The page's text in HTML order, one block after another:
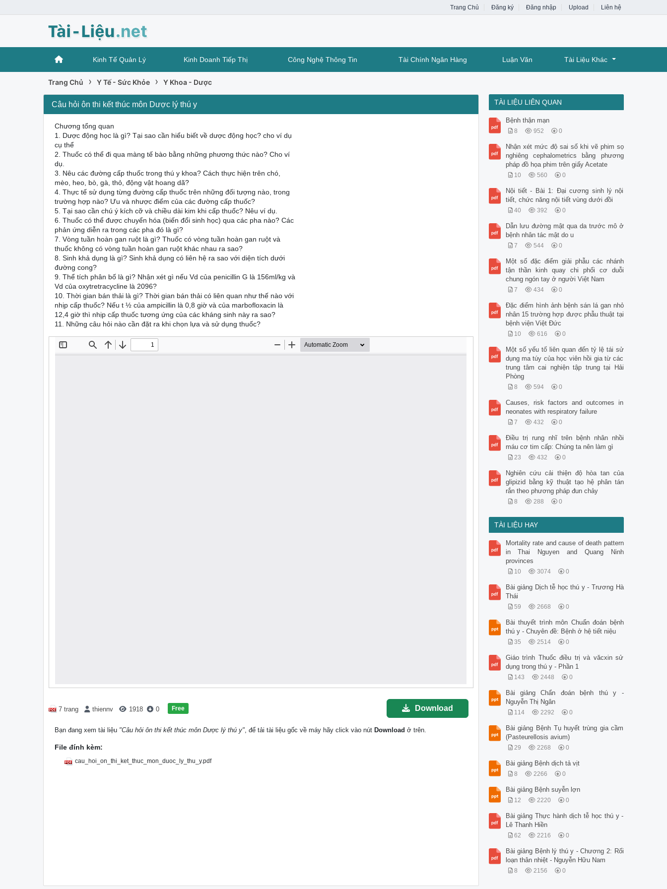
Trang Chủ Đăng ký Đăng nhập Upload Liên hệ
Kinh Tế Quản Lý Kinh Doanh Tiếp Thị Công Nghệ Thông Tin Tài Chính Ngân Hàng Luận Văn Tài Liệu Khác
Trang Chủ › Y Tế - Sức Khỏe › Y Khoa - Dược
Câu hỏi ôn thi kết thúc môn Dược lý thú y
Chương tổng quan
1. Dược động học là gì? Tại sao cần hiểu biết về dược động học? cho ví dụ
cụ thể
2. Thuốc có thể đi qua màng tế bào bằng những phương thức nào? Cho ví
dụ.
3. Nêu các đường cấp thuốc trong thú y khoa? Cách thực hiện trên chó,
mèo, heo, bò, gà, thỏ, động vật hoang dã?
4. Thực tế sử dụng từng đường cấp thuốc trên những đối tượng nào, trong
trường hợp nào? Ưu và nhược điểm của các đường cấp thuốc?
5. Tại sao cần chú ý kích cỡ và chiều dài kim khi cấp thuốc? Nêu ví dụ.
6. Thuốc có thể được chuyển hóa (biến đổi sinh học) qua các pha nào? Các
phản ứng diễn ra trong các pha đó là gì?
7. Vòng tuần hoàn gan ruột là gì? Thuốc có vòng tuần hoàn gan ruột và
thuốc không có vòng tuần hoàn gan ruột khác nhau ra sao?
8. Sinh khả dụng là gì? Sinh khả dụng có liên hệ ra sao với diện tích dưới
đường cong?
9. Thể tích phân bố là gì? Nhận xét gì nếu Vd của penicillin G là 156ml/kg và
Vd của oxytretracycline là 2096?
10. Thời gian bán thải là gì? Thời gian bán thải có liên quan như thế nào với
nhịp cấp thuốc? Nếu t ½ của ampicillin là 0,8 giờ và của marbofloxacin là
12,4 giờ thì nhịp cấp thuốc tương ứng của các kháng sinh này ra sao?
11. Những câu hỏi nào cần đặt ra khi chọn lựa và sử dụng thuốc?
7 trang thiennv 1918 0 Free Download
Bạn đang xem tài liệu "Câu hỏi ôn thi kết thúc môn Dược lý thú y", để tải tài liệu gốc về máy hãy click vào nút Download ở trên.
File đính kèm:
cau_hoi_on_thi_ket_thuc_mon_duoc_ly_thu_y.pdf
TÀI LIỆU LIÊN QUAN
Bệnh thận mạn
8 952 0
Nhận xét mức độ sai số khi vẽ phim sọ
nghiêng cephalometrics bằng phương
pháp đồ họa phim trên giấy Acetate
10 560 0
Nội tiết - Bài 1: Đại cương sinh lý nội
tiết, chức năng nội tiết vùng dưới đồi
40 392 0
Dẫn lưu đường mật qua da trước mô ở
bệnh nhân tác mật do u
7 544 0
Một số đặc điểm giải phẫu các nhánh
tận thần kinh quay chi phối cơ duỗi
chung ngón tay ở người Việt Nam
7 434 0
Đặc điểm hình ảnh bệnh sán lá gan nhỏ
nhân 15 trường hợp được phẫu thuật tại
bệnh viện Việt Đức
10 616 0
Một số yếu tố liên quan đến tỷ lệ tái sử
dụng ma túy của học viên hồi gia từ các
trung tâm cai nghiện tập trung tại Hải
Phòng
8 594 0
Causes, risk factors and outcomes in
neonates with respiratory failure
7 432 0
Điều trị rung nhĩ trên bệnh nhân nhồi
máu cơ tim cấp: Chúng ta nên làm gì
23 432 0
Nghiên cứu cải thiện độ hòa tan của
glipizid bằng kỹ thuật tạo hệ phân tán
rắn theo phương pháp đun chảy
8 288 0
TÀI LIỆU HAY
Mortality rate and cause of death pattern
in Thai Nguyen and Quang Ninh
provinces
10 3074 0
Bài giảng Dịch tễ học thú y - Trương Hà
Thái
59 2668 0
Bài thuyết trình môn Chuẩn đoán bệnh
thú y - Chuyên đề: Bệnh ở hệ tiết niệu
35 2514 0
Giáo trình Thuốc điều trị và văcxin sử
dụng trong thú y - Phần 1
143 2448 0
Bài giảng Chẩn đoán bệnh thú y -
Nguyễn Thị Ngân
114 2292 0
Bài giảng Bệnh Tụ huyết trùng gia cầm
(Pasteurellosis avium)
29 2268 0
Bài giảng Bệnh dịch tả vịt
8 2266 0
Bài giảng Bệnh suyễn lợn
12 2220 0
Bài giảng Thực hành dịch tễ học thú y -
Lê Thanh Hiền
62 2216 0
Bài giảng Bệnh lý thú y - Chương 2: Rối
loạn thân nhiệt - Nguyễn Hữu Nam
8 2156 0